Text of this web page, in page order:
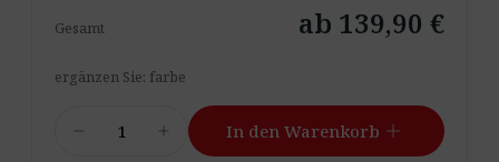
Gesamt ab 139,90 €
ergänzen Sie: farbe
add In den Warenkorb add